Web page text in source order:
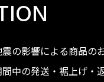
の影響による商品の
中の発送・裾上げ・